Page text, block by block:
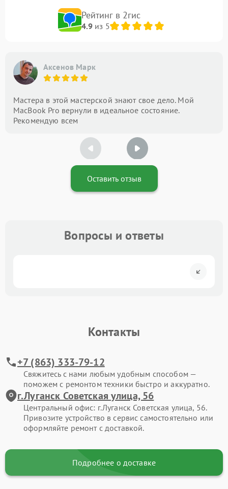
Рейтинг в 2гис
4.9из 5
Аксенов Марк
Мастера в этой мастерской знают свое дело. Мой
MacBook Pro вернули в идеальное состояние.
Рекомендую всем
Оставить отзыв
Вопросы и ответы
Контакты
+7 (863) 333-79-12
Свяжитесь с нами любым удобным способом —
поможем с ремонтом техники быстро и аккуратно.
г.Луганск Советская улица, 56
Центральный офис: г.Луганск Советская улица, 56.
Привозите устройство в сервис самостоятельно или
оформляйте ремонт с доставкой.
Подробнее о доставке